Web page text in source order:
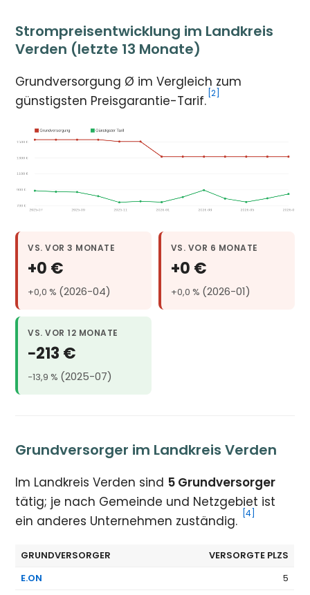
Strompreisentwicklung im Landkreis
Verden (letzte 13 Monate)
Grundversorgung Ø im Vergleich zum
günstigsten Preisgarantie-Tarif. [2]
VS. VOR 3 MONATE
+0 €
+0,0 % (2026-04)
VS. VOR 6 MONATE
+0 €
+0,0 % (2026-01)
VS. VOR 12 MONATE
−213 €
−13,9 % (2025-07)
Grundversorger im Landkreis Verden
Im Landkreis Verden sind 5 Grundversorger
tätig; je nach Gemeinde und Netzgebiet ist
ein anderes Unternehmen zuständig.
[4]
GRUNDVERSORGER
VERSORGTE PLZS
E.ON
5